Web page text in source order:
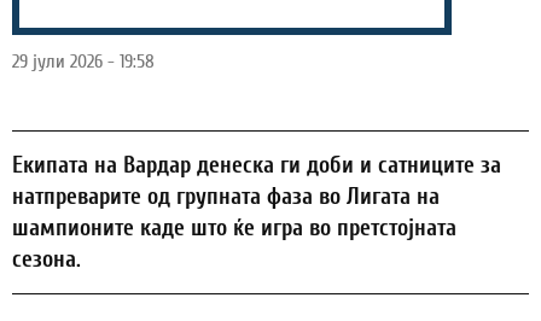
29 јули 2026 - 19:58
Eкипата на Вардар денеска ги доби и сатниците за
натпреварите од групната фаза во Лигата на
шампионите каде што ќе игра во претстојната
сезона.